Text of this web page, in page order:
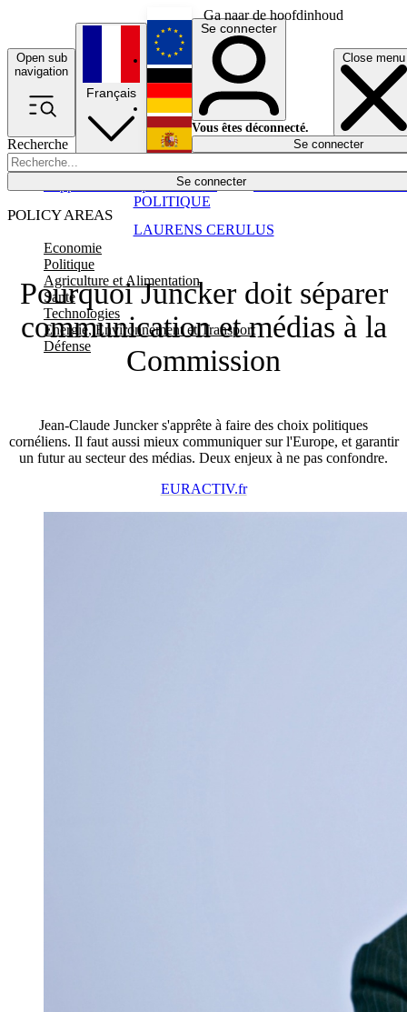
Ga naar de hoofdinhoud
Open sub
navigation
Close menu
Recherche
Se connecter
POLICY AREAS
Economie
Politique
Agriculture et Alimentation
Santé
Technologies
Energie, Environnement et Transport
Défense
Économie
Français
English
Deutsch
Español
Se connecter
Vous êtes déconnecté.
Se connecter
Pourquoi Juncker doit séparer
communication et médias à la
Commission
Jean-Claude Juncker s'apprête à faire des choix politiques
cornéliens. Il faut aussi mieux communiquer sur l'Europe, et garantir
un futur au secteur des médias. Deux enjeux à ne pas confondre.
LAURENS CERULUS
POLITIQUE
EURACTIV.fr